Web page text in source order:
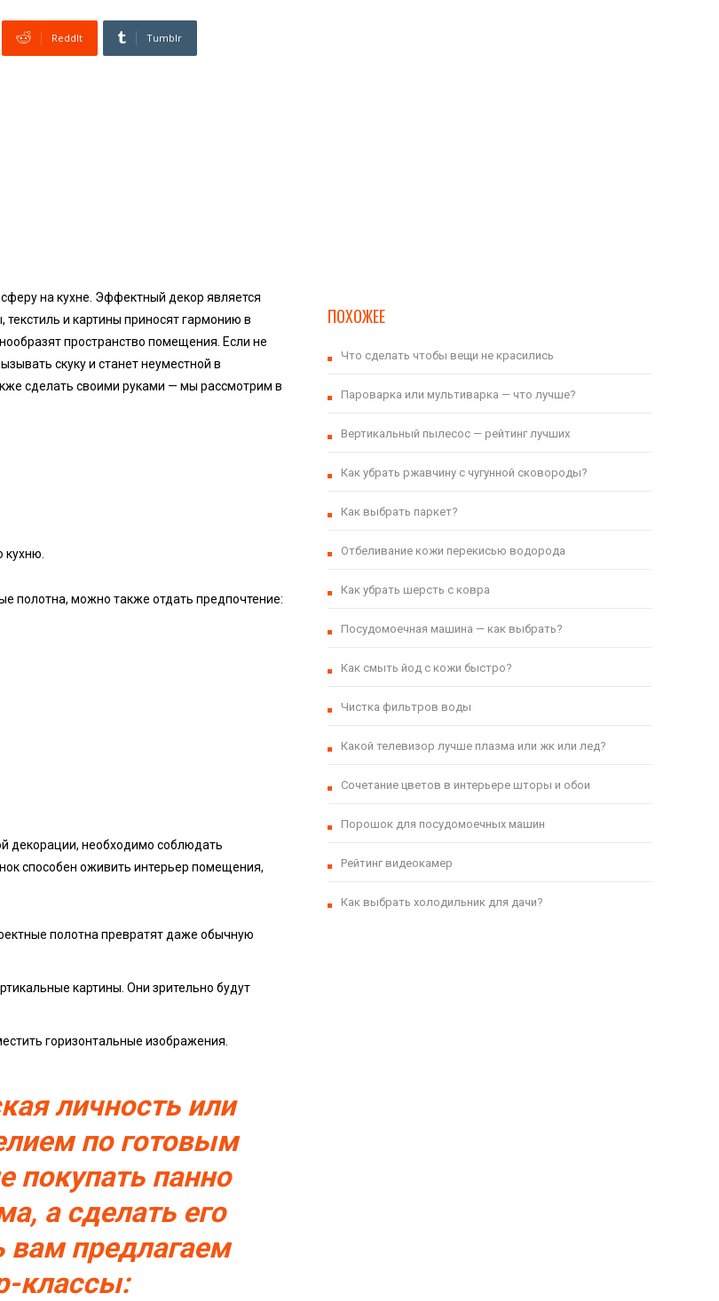
ReddIt Tumblr
на кухне. Эффектный декор является
и картины приносят гармонию в
пространство помещения. Если не
скуку и станет неуместной в
сделать своими руками — мы рассмотрим в
полотна, можно также отдать предпочтение:
декорации, необходимо соблюдать
способен оживить интерьер помещения,
полотна превратят даже обычную
картины. Они зрительно будут
горизонтальные изображения.
личность или
по готовым
покупать панно
а сделать его
предлагаем
классы:
ПОХОЖЕЕ
Что сделать чтобы вещи не красились
Пароварка или мультиварка — что лучше?
Вертикальный пылесос — рейтинг лучших
Как убрать ржавчину с чугунной сковороды?
Как выбрать паркет?
Отбеливание кожи перекисью водорода
Как убрать шерсть с ковра
Посудомоечная машина — как выбрать?
Как смыть йод с кожи быстро?
Чистка фильтров воды
Какой телевизор лучше плазма или жк или лед?
Сочетание цветов в интерьере шторы и обои
Порошок для посудомоечных машин
Рейтинг видеокамер
Как выбрать холодильник для дачи?